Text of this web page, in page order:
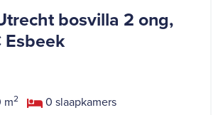
bosvilla 2 ong,
Esbeek
m2 0 slaapkamers